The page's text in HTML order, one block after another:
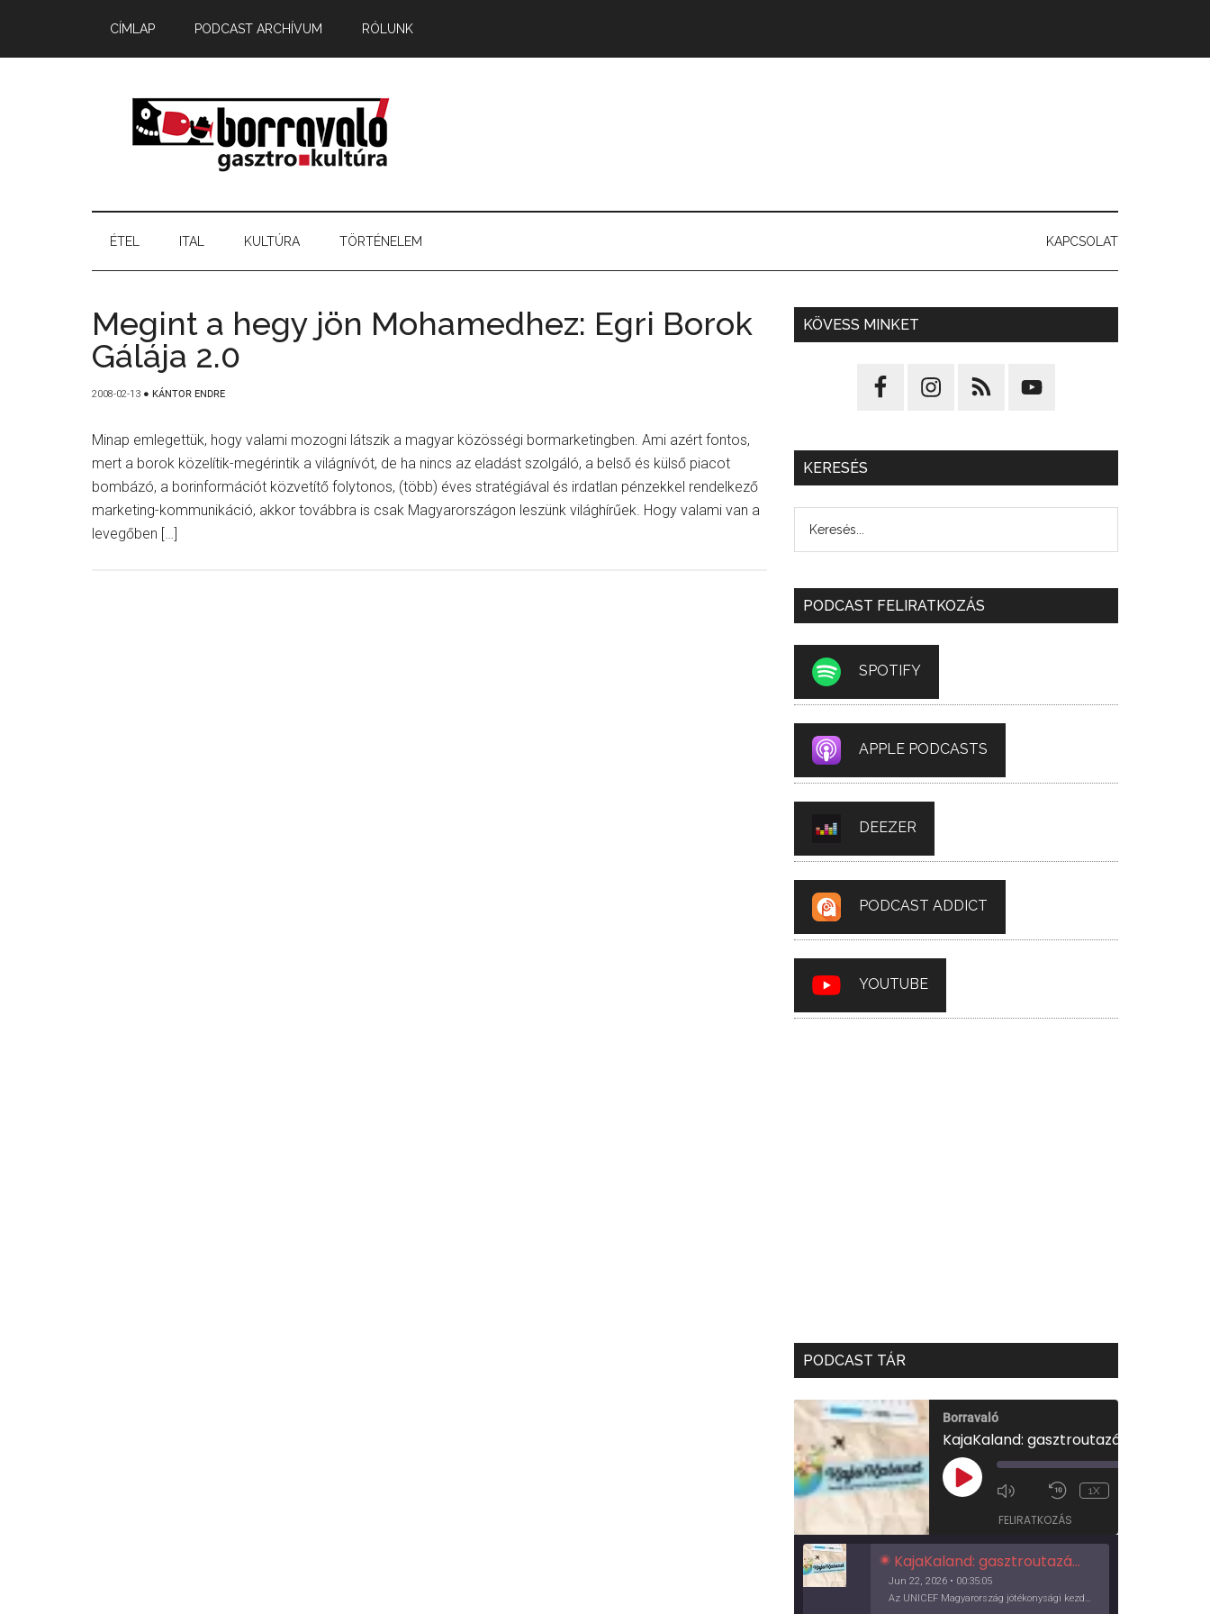
CÍMLAP PODCAST ARCHÍVUM RÓLUNK
ÉTEL ITAL KULTÚRA TÖRTÉNELEM KAPCSOLAT
Megint a hegy jön Mohamedhez: Egri Borok
Gálája 2.0
2008-02-13 ● KÁNTOR ENDRE
Minap emlegettük, hogy valami mozogni látszik a magyar közösségi bormarketingben. Ami azért fontos,
mert a borok közelítik-megérintik a világnívót, de ha nincs az eladást szolgáló, a belső és külső piacot
bombázó, a borinformációt közvetítő folytonos, (több) éves stratégiával és irdatlan pénzekkel rendelkező
marketing-kommunikáció, akkor továbbra is csak Magyarországon leszünk világhírűek. Hogy valami van a
levegőben […]
KÖVESS MINKET
KERESÉS
PODCAST FELIRATKOZÁS
SPOTIFY
APPLE PODCASTS
DEEZER
PODCAST ADDICT
YOUTUBE
PODCAST TÁR
Borravaló
PLAY
EPISODE
1X
FELIRATKOZÁS
KajaKaland: gasztroutazás a föld körül
Jun 22, 2026 • 00:35:05
Az UNICEF Magyarország jótékonysági kezdeményezése izgalmas, egész éves világkörüli ízutazásra hív, igazi családi program és gasztroedukáció, illetve segítség a rászorulóknak is egyben.